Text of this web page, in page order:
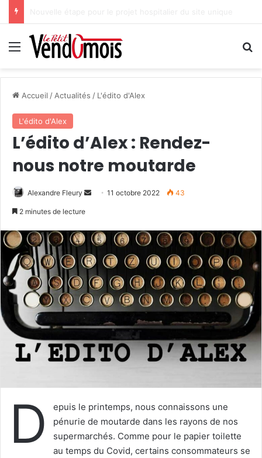
Menu
Accueil / Actualités / L'édito d'Alex
L'édito d'Alex
L’édito d’Alex : Rendez-
nous notre moutarde
Alexandre Fleury
o
e
r
u
n
u
r
i
e
l
11 octobre 2022 43
2 minutes de lecture
D
epuis le printemps, nous connaissons une
pénurie de moutarde dans les rayons de nos
supermarchés. Comme pour le papier toilette
au temps du Covid, certains consommateurs se